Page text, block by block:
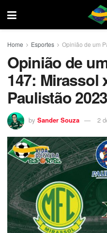
Home Esportes Opinião de um
Opinião de
147: Mirassol
Paulistão 2023
by Sander Souza 2